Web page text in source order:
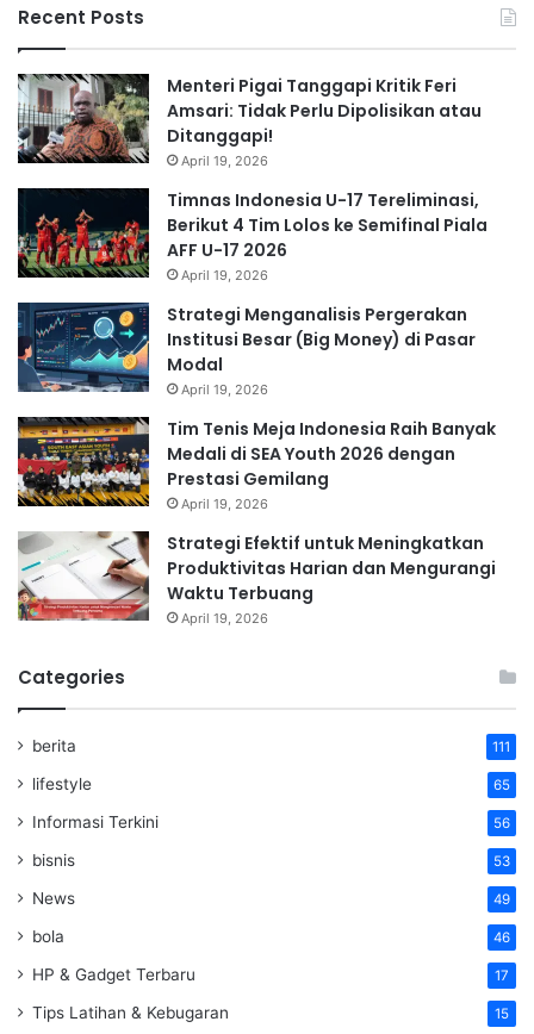
Recent Posts
Menteri Pigai Tanggapi Kritik Feri
Amsari: Tidak Perlu Dipolisikan atau
Ditanggapi!
April 19, 2026
Timnas Indonesia U-17 Tereliminasi,
Berikut 4 Tim Lolos ke Semifinal Piala
AFF U-17 2026
April 19, 2026
Strategi Menganalisis Pergerakan
Institusi Besar (Big Money) di Pasar
Modal
April 19, 2026
Tim Tenis Meja Indonesia Raih Banyak
Medali di SEA Youth 2026 dengan
Prestasi Gemilang
April 19, 2026
Strategi Efektif untuk Meningkatkan
Produktivitas Harian dan Mengurangi
Waktu Terbuang
April 19, 2026
Categories
berita 111
lifestyle 65
Informasi Terkini 56
bisnis 53
News 49
bola 46
HP & Gadget Terbaru 17
Tips Latihan & Kebugaran 15